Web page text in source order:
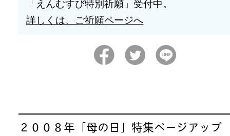
「えんむすび特別祈願」受付中。
詳しくは、ご祈願ページへ
２００８年「母の日」特集ページアップ